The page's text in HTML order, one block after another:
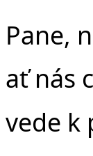
Pane,
ať nás
vede k